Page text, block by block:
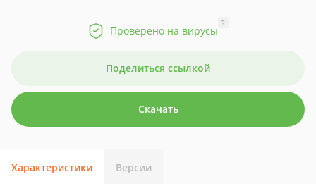
Проверено на вирусы
?
Поделиться ссылкой
Скачать
Характеристики Версии